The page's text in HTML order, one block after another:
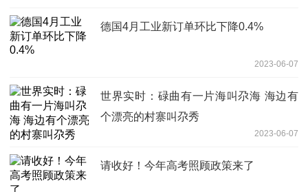
德国4月工业新订单环比下降0.4%
2023-06-07
世界实时：碌曲有一片海叫尕海 海边有
个漂亮的村寨叫尕秀
2023-06-07
请收好！今年高考照顾政策来了